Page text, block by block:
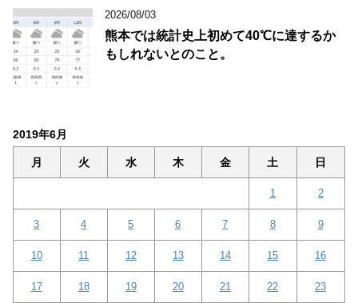
2026/08/03
熊本では統計史上初めて40℃に達するか
もしれないとのこと。
2019年6月
月 火 水 木 金 土 日
1 2
3 4 5 6 7 8 9
10 11 12 13 14 15 16
17 18 19 20 21 22 23